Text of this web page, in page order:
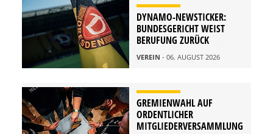
DYNAMO-NEWSTICKER:
BUNDESGERICHT WEIST
BERUFUNG ZURÜCK
VEREIN - 06. AUGUST 2026
GREMIENWAHL AUF
ORDENTLICHER
MITGLIEDERVERSAMMLUNG